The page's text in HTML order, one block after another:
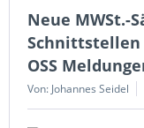
Neue MWSt.-
Schnittstellen
OSS
Von: Johannes Seidel